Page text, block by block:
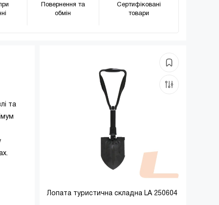
Повернення та
обмін
Сертифіковані
товари
та
Лопата туристична складна LA 250604